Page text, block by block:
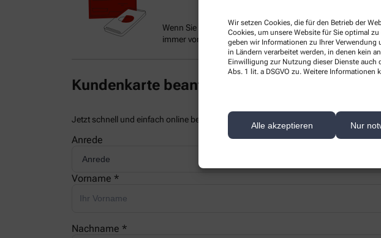
Wir setzen Cookies, die für den Betrieb der
Cookies, um unsere Website für Sie optimal
geben wir Informationen zu Ihrer Verwendung
in Ländern verarbeitet werden, in denen kein
Einwilligung zur Nutzung dieser Dienste auch
Abs. 1 lit. a DSGVO zu. Weitere Informationen
Alle akzeptieren Nur
Wenn Sie einen Ausweis über die Befreiung der
immer vorzeigen.
Kundenkarte beantragen
Jetzt schnell und einfach online beantragen und beim nächsten Besuch bei uns in
Anrede
Vorname *
Nachname *